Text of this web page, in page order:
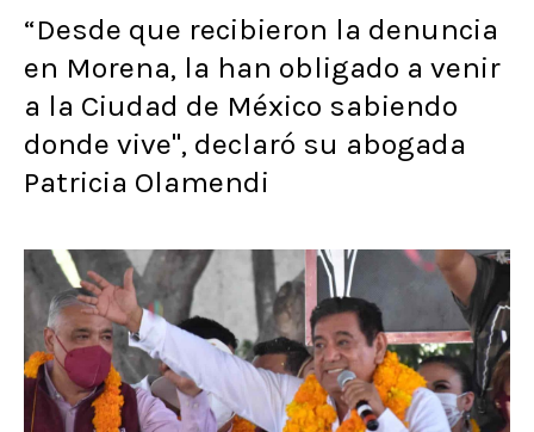
“Desde que recibieron la denuncia
en Morena, la han obligado a venir
a la Ciudad de México sabiendo
donde vive", declaró su abogada
Patricia Olamendi